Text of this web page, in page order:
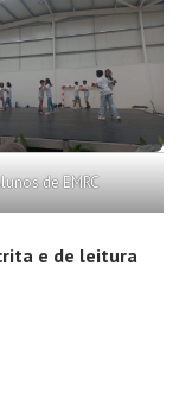
de EMRC
e de leitura